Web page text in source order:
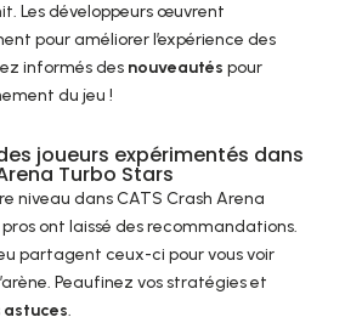
Les développeurs œuvrent
pour améliorer l’expérience des
informés des nouveautés pour
du jeu !
joueurs expérimentés dans
Turbo Stars
niveau dans CATS Crash Arena
ont laissé des recommandations.
partagent ceux-ci pour vous voir
Peaufinez vos stratégies et
astuces.